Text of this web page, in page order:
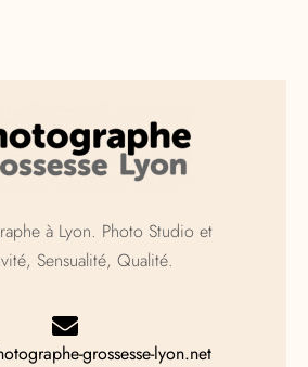
à Lyon. Photo Studio et
Sensualité, Qualité.
grossesse-lyon.net